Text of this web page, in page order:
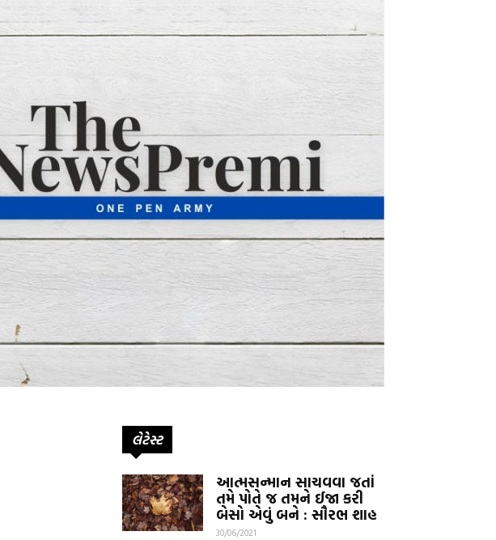
લેટેસ્ટ
આત્મસન્માન સાચવવા જતાં
તમે પોતે જ તમને ઈજા કરી
બેસો એવું બને : સૌરભ શાહ
30/06/2021